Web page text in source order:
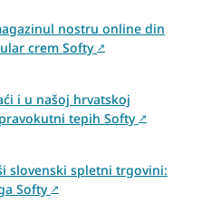
nostru online din
crem Softy ↗
i u našoj hrvatskoj
tepih Softy ↗
slovenski spletni trgovini:
Softy ↗